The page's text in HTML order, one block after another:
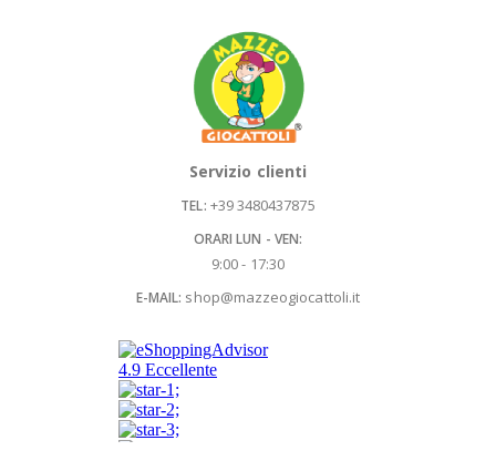
Servizio clienti
TEL: +39 3480437875
ORARI LUN - VEN:
9:00 - 17:30
E-MAIL: shop@mazzeogiocattoli.it